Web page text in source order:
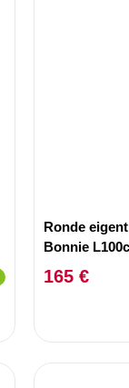
Ronde
Bonnie
165 €